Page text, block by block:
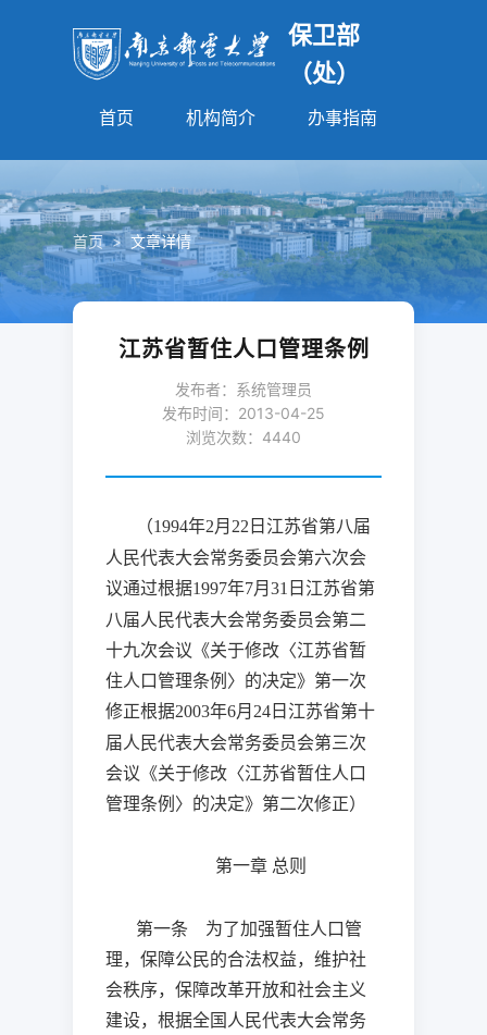
保卫部
（处）
首页 机构简介 办事指南
首页 > 文章详情
江苏省暂住人口管理条例
发布者：系统管理员
发布时间：2013-04-25
浏览次数： 4440
（1994年2月22 日 江苏省第八届
人民代表大会常务委员会第六次会
议通过根据1997年7月31 日 江苏省第
八届人民代表大会常务委员会第二
十九次会议《关于修改〈江苏省暂
住人口管理条例〉的决定》第一次
修正根据2003年6月24 日 江苏省第十
届人民代表大会常务委员会第三次
会议《关于修改〈江苏省暂住人口
管理条例〉的决定》第二次修正）
第一章 总则
第一条 为了加强暂住人口管
理，保障公民的合法权益，维护社
会秩序，保障改革开放和社会主义
建设，根据全国人民代表大会常务